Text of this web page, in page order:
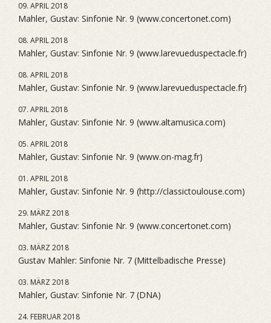
09. APRIL 2018
Mahler, Gustav: Sinfonie Nr. 9 (www.concertonet.com)
08. APRIL 2018
Mahler, Gustav: Sinfonie Nr. 9 (www.larevueduspectacle.fr)
08. APRIL 2018
Mahler, Gustav: Sinfonie Nr. 9 (www.larevueduspectacle.fr)
07. APRIL 2018
Mahler, Gustav: Sinfonie Nr. 9 (www.altamusica.com)
05. APRIL 2018
Mahler, Gustav: Sinfonie Nr. 9 (www.on-mag.fr)
01. APRIL 2018
Mahler, Gustav: Sinfonie Nr. 9 (http://classictoulouse.com)
29. MÄRZ 2018
Mahler, Gustav: Sinfonie Nr. 9 (www.concertonet.com)
03. MÄRZ 2018
Gustav Mahler: Sinfonie Nr. 7 (Mittelbadische Presse)
03. MÄRZ 2018
Mahler, Gustav: Sinfonie Nr. 7 (DNA)
24. FEBRUAR 2018